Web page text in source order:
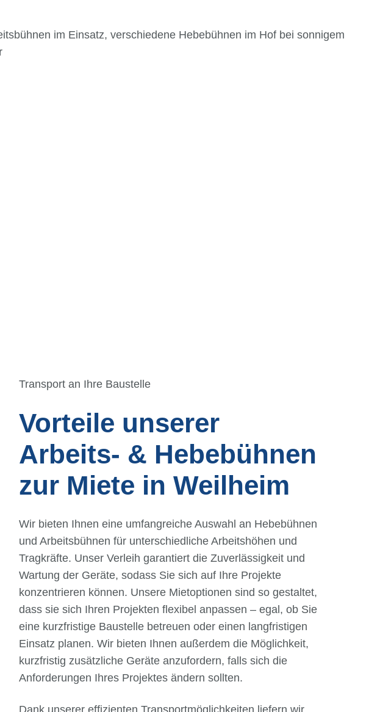
Transport an Ihre Baustelle
Vorteile unserer
Arbeits- & Hebebühnen
zur Miete in Weilheim
Wir bieten Ihnen eine umfangreiche Auswahl an Hebebühnen
und Arbeitsbühnen für unterschiedliche Arbeitshöhen und
Tragkräfte. Unser Verleih garantiert die Zuverlässigkeit und
Wartung der Geräte, sodass Sie sich auf Ihre Projekte
konzentrieren können. Unsere Mietoptionen sind so gestaltet,
dass sie sich Ihren Projekten flexibel anpassen – egal, ob Sie
eine kurzfristige Baustelle betreuen oder einen langfristigen
Einsatz planen. Wir bieten Ihnen außerdem die Möglichkeit,
kurzfristig zusätzliche Geräte anzufordern, falls sich die
Anforderungen Ihres Projektes ändern sollten.